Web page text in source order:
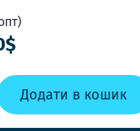
Додати в кошик